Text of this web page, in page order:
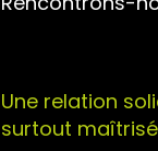
Une relation
surtout